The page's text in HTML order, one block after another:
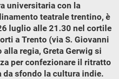
universitaria con la
teatrale trentino, è
luglio alle 21.30 nel cortile
a Trento (via S. Giovanni
regia, Greta Gerwig si
per confezionare il ritratto
da sfondo la cultura indie.